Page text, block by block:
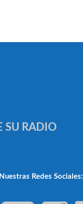
SU RADIO
Nuestras Redes Sociales: